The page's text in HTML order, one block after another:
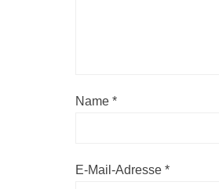
Name *
E-Mail-Adresse *